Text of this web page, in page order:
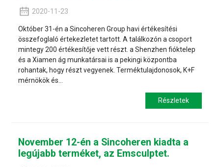
2020-11-23
Október 31-én a Sincoheren Group havi értékesítési
összefoglaló értekezletet tartott. A találkozón a csoport
mintegy 200 értékesítője vett részt. a Shenzhen fióktelep
és a Xiamen ág munkatársai is a pekingi központba
rohantak, hogy részt vegyenek. Terméktulajdonosok, K+F
mérnökök és...
Részletek
November 12-én a Sincoheren kiadta a
legújabb terméket, az Emsculptet.